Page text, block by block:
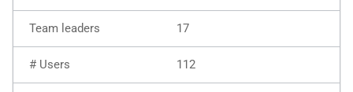
17
112